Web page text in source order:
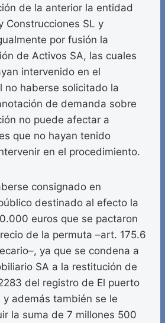
de la anterior la entidad
Construcciones SL y
por fusión la
de Activos SA, las cuales
intervenido en el
no haberse solicitado la
de demanda sobre
no puede afectar a
que no hayan tenido
en el procedimiento.
consignado en
destinado al efecto la
euros que se pactaron
de la permuta –art. 175.6
ya que se condena a
SA a la restitución de
del registro de El puerto
y además también se le
la suma de 7 millones 500